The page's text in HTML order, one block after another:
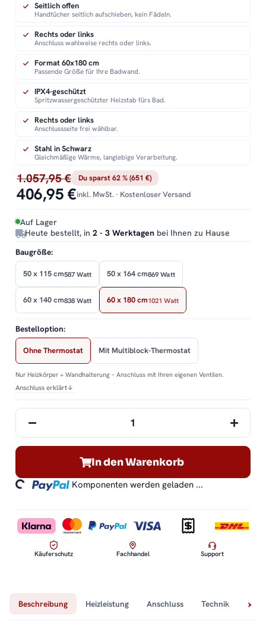
1.057,95 € Du sparst 62 % (651 €)
406,95 €inkl. MwSt. · Kostenloser Versand
Auf Lager
Heute bestellt, in 2 - 3 Werktagen bei Ihnen zu Hause
Seitlich offen
Handtücher seitlich aufschieben, kein Fädeln.
Rechts oder links
Anschluss wahlweise rechts oder links.
Format 60x180 cm
Passende Größe für Ihre Badwand.
IPX4-geschützt
Spritzwassergeschützter Heizstab fürs Bad.
Rechts oder links
Anschlussseite frei wählbar.
Stahl in Schwarz
Gleichmäßige Wärme, langlebige Verarbeitung.
Baugröße:
50 x 115 cm587 Watt 50 x 164 cm869 Watt
60 x 140 cm838 Watt 60 x 180 cm1021 Watt
Bestelloption:
Ohne Thermostat Mit Multiblock-Thermostat
Nur Heizkörper + Wandhalterung – Anschluss mit Ihren eigenen Ventilen.
Anschluss erklärt↓
In den Warenkorb
Komponenten werden geladen ...
Käuferschutz Fachhandel Support
Beschreibung Heizleistung Anschluss Technik